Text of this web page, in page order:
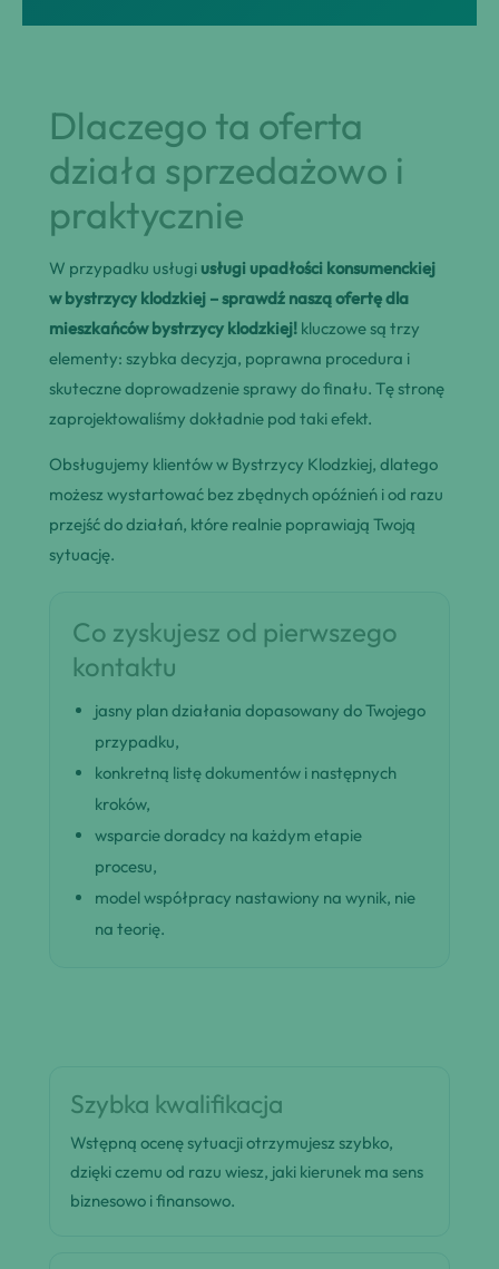
Dlaczego ta oferta
działa sprzedażowo i
praktycznie
W przypadku usługi usługi upadłości konsumenckiej
w bystrzycy klodzkiej – sprawdź naszą ofertę dla
mieszkańców bystrzycy klodzkiej! kluczowe są trzy
elementy: szybka decyzja, poprawna procedura i
skuteczne doprowadzenie sprawy do finału. Tę stronę
zaprojektowaliśmy dokładnie pod taki efekt.
Obsługujemy klientów w Bystrzycy Klodzkiej, dlatego
możesz wystartować bez zbędnych opóźnień i od razu
przejść do działań, które realnie poprawiają Twoją
sytuację.
Co zyskujesz od pierwszego
kontaktu
jasny plan działania dopasowany do Twojego
przypadku,
konkretną listę dokumentów i następnych
kroków,
wsparcie doradcy na każdym etapie
procesu,
model współpracy nastawiony na wynik, nie
na teorię.
Szybka kwalifikacja
Wstępną ocenę sytuacji otrzymujesz szybko,
dzięki czemu od razu wiesz, jaki kierunek ma sens
biznesowo i finansowo.